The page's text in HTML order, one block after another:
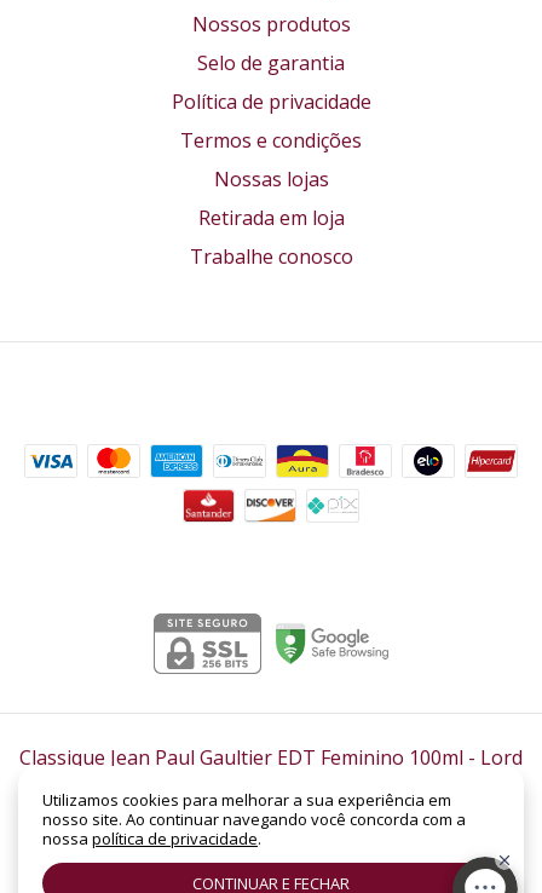
Utilizamos cookies para melhorar a sua experiência em
nosso site. Ao continuar navegando você concorda com a
nossa política de privacidade.
CONTINUAR E FECHAR
Nossos produtos
Selo de garantia
Política de privacidade
Termos e condições
Nossas lojas
Retirada em loja
Trabalhe conosco
Classique Jean Paul Gaultier EDT Feminino 100ml - Lord
©2026. LORD PERFUMARIA - CNPJ: 14.158.962/0001-88 | SHC Sul Quadra 305 -
Bloco B, Loja Nº 19 | Asa Sul | Brasília - DF | CEP: 70.352-520. Todos os direitos
reservados.